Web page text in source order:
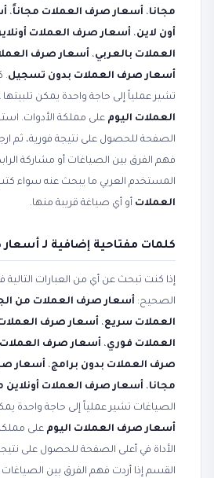
مجانا، أسعار صرف العملات مجاناً،
أون لاين، أسعار صرف العملات
العملات بالعربي، أسعار صرف
أسعار صرف العملات بدون تسجيل.
تشير عملياً إلى حاجة واحدة يمكن تلبيتها
العملات اليوم على مملكة الأدوات.
الصفحة للحصول على نتيجة فورية، ثم
فهم الفرق بين الصياغات أو مشاركة
المستخدم العربي ما يبحث عنه سواء
العملات أو أي صياغة قريبة منها.
كلمات مفتاحية إضافية لـ
إذا كنت تبحث عن أي من العبارات التالية
الصحيح: أسعار صرف العملات من
العملات سريع، أسعار صرف
العملات فوري، أسعار صرف
صرف العملات بدون برامج، أسعار
مجانا، أسعار صرف العملات أونلاين
الصياغات تشير عملياً إلى حاجة واحدة
أسعار صرف العملات اليوم على
الأداة في أعلى الصفحة للحصول على
القسم إذا أردت فهم الفرق بين الصياغات